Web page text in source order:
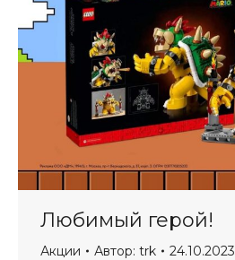
Любимый герой!
Акции Автор: trk 24.10.2023